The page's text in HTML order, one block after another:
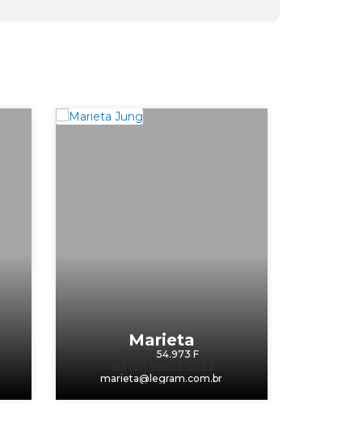
Marieta
54.973 F
marieta@legram.com.br